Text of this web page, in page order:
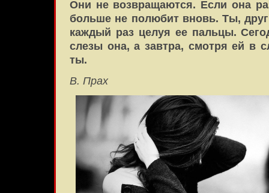
Они не возвращаются. Если она
больше не полюбит вновь. Ты,
каждый раз целуя ее пальцы.
слезы она, а завтра, смотря ей в
ты.
В. Прах